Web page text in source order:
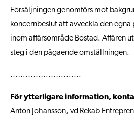
Försäljningen genomförs mot
koncernbeslut att avveckla den
inom affärsområde Bostad. Affären
steg i den pågående omställningen.
……………………….
För ytterligare information,
Anton Johansson, vd Rekab